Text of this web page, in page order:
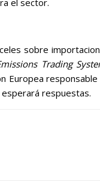
el sector.
sobre
Trading
esperará respuestas.